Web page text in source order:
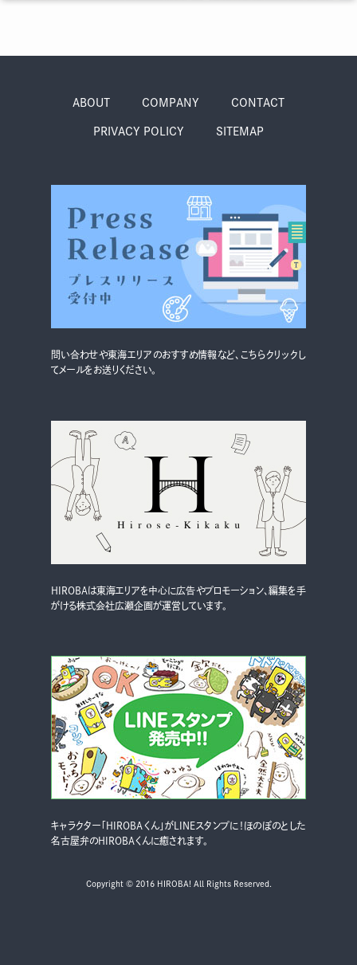
グルメ・まち イベント
お問い合わせ
検索する
CLOSE
ABOUT COMPANY CONTACT
PRIVACY POLICY SITEMAP
問い合わせや東海エリアのおすすめ情報など、こちらクリックし
てメールをお送りください。
HIROBAは東海エリアを中心に広告やプロモーション、編集を手
がける株式会社広瀬企画が運営しています。
キャラクター「HIROBAくん」がLINEスタンプに！ほのぼのとした
名古屋弁のHIROBAくんに癒されます。
Copyright © 2016 HIROBA! All Rights Reserved.